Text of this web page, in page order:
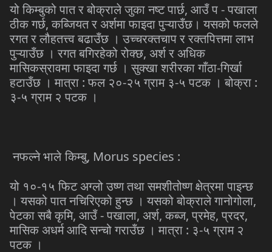
यो किम्बुको पात र बोक्राले जुका नष्ट पार्छ, आउँ प -पखाला
ठीक गर्छ,कब्जियत र अर्शमा फाइदा पुऱ्याउँछ। यसको फलले
रगत र लौहतत्त्व बढाउँछ । उच्चरक्तचाप र रक्तपित्तमा लाभ
पुऱ्याउँछ । रगत बगिरहेको रोक्छ, अर्श र अधिक
मासिकस्रावमा फाइदा गर्छ । सुक्खा शरीरका गाँठा-गिर्खा
हटाउँछ । मात्रा :फल २०-२५ ग्राम ३-५ पटक । बोक्रा :
३-५ ग्राम २ पटक ।
नफल्ने भाले किम्बु, Morus species :
यो १०-१५ फिट अग्लो उष्ण तथा समशीतोष्ण क्षेत्रमा पाइन्छ
। यसको पात नचिरिएको हुन्छ । यसको बोक्राले गानोगोला,
पेटका सबै कृमि, आउँ-पखाला, अर्श,कब्ज,प्रमेह,प्रदर,
मासिक अधर्म आदि सन्चो गराउँछ । मात्रा : ३-५ ग्राम २
पटक ।